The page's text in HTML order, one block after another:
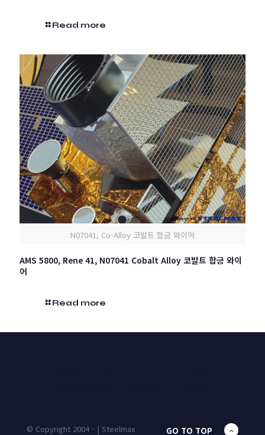
Read more
N07041, Co-Alloy 코발트 합금 와이어
AMS 5800, Rene 41, N07041 Cobalt Alloy 코발트 합금 와이
어
Read more
© Copyright 2004 - | Steelmax GO TO TOP